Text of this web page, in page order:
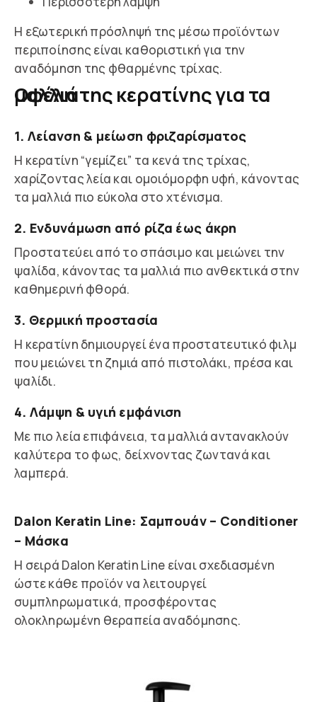
Η εξωτερική πρόσληψή της μέσω προϊόντων
περιποίησης είναι καθοριστική για την
αναδόμηση της φθαρμένης τρίχας.
Οφέλη της κερατίνης για τα μαλλιά
1. Λείανση & μείωση φριζαρίσματος
Η κερατίνη “γεμίζει” τα κενά της τρίχας,
χαρίζοντας λεία και ομοιόμορφη υφή, κάνοντας
τα μαλλιά πιο εύκολα στο χτένισμα.
2. Ενδυνάμωση από ρίζα έως άκρη
Προστατεύει από το σπάσιμο και μειώνει την
ψαλίδα, κάνοντας τα μαλλιά πιο ανθεκτικά στην
καθημερινή φθορά.
3. Θερμική προστασία
Η κερατίνη δημιουργεί ένα προστατευτικό φιλμ
που μειώνει τη ζημιά από πιστολάκι, πρέσα και
ψαλίδι.
4. Λάμψη & υγιή εμφάνιση
Με πιο λεία επιφάνεια, τα μαλλιά αντανακλούν
καλύτερα το φως, δείχνοντας ζωντανά και
λαμπερά.
Dalon Keratin Line: Σαμπουάν – Conditioner
– Μάσκα
Η σειρά Dalon Keratin Line είναι σχεδιασμένη
ώστε κάθε προϊόν να λειτουργεί
συμπληρωματικά, προσφέροντας
ολοκληρωμένη θεραπεία αναδόμησης.